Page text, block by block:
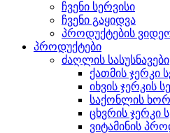
ჩვენი სერვისი
ჩვენი გაყიდვა
პროდუქტების
პროდუქტები
ძაღლის სასუსნავები
ქათმის ჯერკი
იხვის ჯერკის
საქონლის
ცხვრის ჯერკი
ვიტამინის